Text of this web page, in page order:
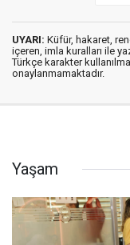
UYARI: Küfür, hakaret,
içeren, imla kuralları ile
Türkçe karakter
onaylanmamaktadır.
Yaşam